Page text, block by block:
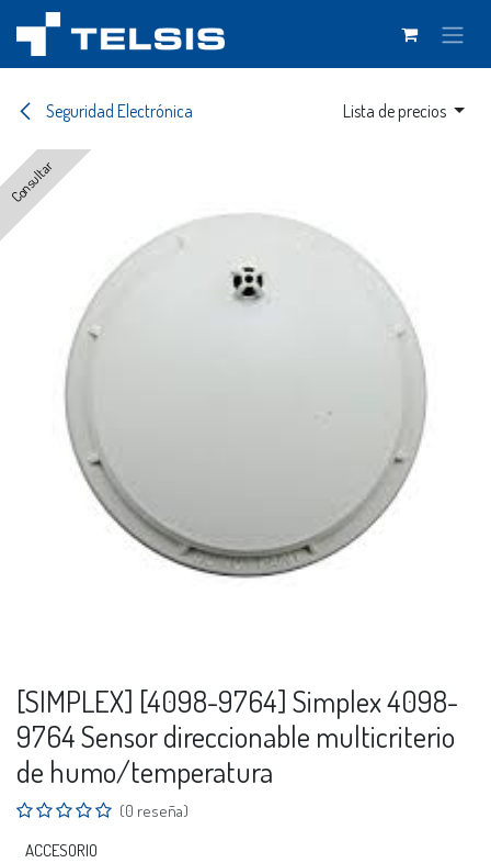
Ir al contenido
Seguridad Electrónica Lista de precios
Consultar
[SIMPLEX] [4098-9764] Simplex 4098-
9764 Sensor direccionable multicriterio
de humo/temperatura
(0 reseña)
ACCESORIO